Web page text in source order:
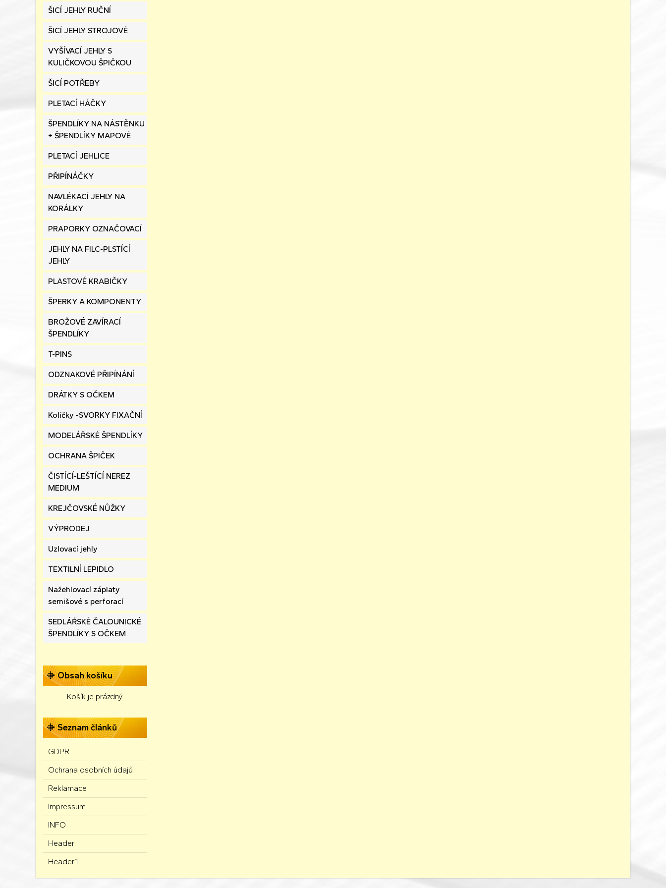
ŠICÍ JEHLY RUČNÍ
ŠICÍ JEHLY STROJOVÉ
VYŠÍVACÍ JEHLY S
KULIČKOVOU ŠPIČKOU
ŠICÍ POTŘEBY
PLETACÍ HÁČKY
ŠPENDLÍKY NA NÁSTĚNKU
+ ŠPENDLÍKY MAPOVÉ
PLETACÍ JEHLICE
PŘIPÍNÁČKY
NAVLÉKACÍ JEHLY NA
KORÁLKY
PRAPORKY OZNAČOVACÍ
JEHLY NA FILC-PLSTÍCÍ
JEHLY
PLASTOVÉ KRABIČKY
ŠPERKY A KOMPONENTY
BROŽOVÉ ZAVÍRACÍ
ŠPENDLÍKY
T-PINS
ODZNAKOVÉ PŘIPÍNÁNÍ
DRÁTKY S OČKEM
Kolíčky -SVORKY FIXAČNÍ
MODELÁŘSKÉ ŠPENDLÍKY
OCHRANA ŠPIČEK
ČISTÍCÍ-LEŠTÍCÍ NEREZ
MEDIUM
KREJČOVSKÉ NŮŽKY
VÝPRODEJ
Uzlovací jehly
TEXTILNÍ LEPIDLO
Nažehlovací záplaty
semišové s perforací
SEDLÁŔSKÉ ČALOUNICKÉ
ŠPENDLÍKY S OČKEM
Obsah košíku
Košík je prázdný.
Seznam článků
GDPR
Ochrana osobních údajů
Reklamace
Impressum
INFO
Header
Header1